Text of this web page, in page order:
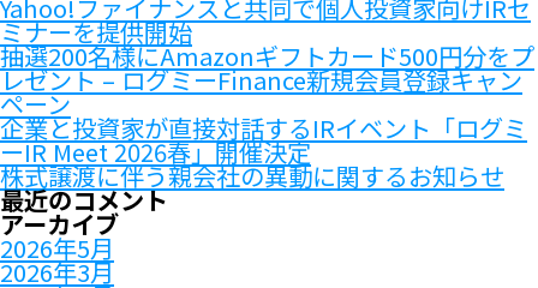
Yahoo!ファイナンスと共同で個人投資家向けIRセ
ミナーを提供開始
抽選200名様にAmazonギフトカード500円分をプ
レゼント – ログミーFinance新規会員登録キャン
ペーン
企業と投資家が直接対話するIRイベント「ログミ
ーIR Meet 2026春」開催決定
株式譲渡に伴う親会社の異動に関するお知らせ
最近のコメント
アーカイブ
2026年5月
2026年3月